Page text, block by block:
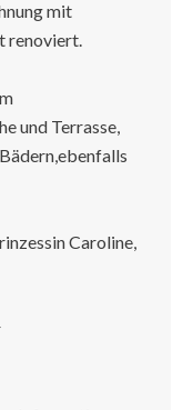
mit
renoviert.
und Terrasse,
Caroline,